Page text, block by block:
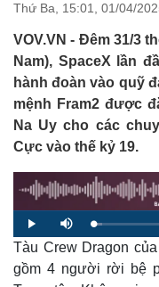
Thứ Ba, 15:01, 01/04/
VOV.VN - Đêm 31/3
Nam), SpaceX lần
hành đoàn vào quỹ
mệnh Fram2 được
Na Uy cho các
Cực vào thế kỷ 19.
P
l
a
y
M
u
t
e
L
o
a
d
e
Tàu Crew Dragon
gồm 4 người rời bệ